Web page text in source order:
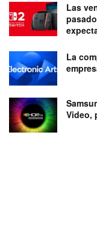
Las
La
Video,